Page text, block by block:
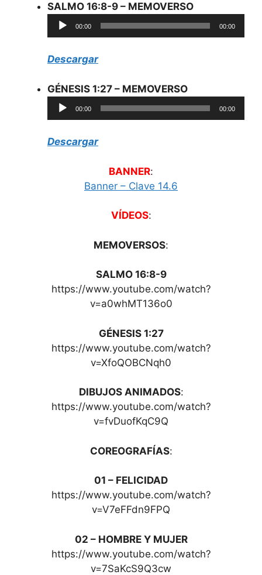
SALMO 16:8-9 – MEMOVERSO
Reproductor
de
00:00 00:00
Descargar
GÉNESIS 1:27 – MEMOVERSO
Reproductor
de
00:00 00:00
Descargar
BANNER:
Banner – Clave 14.6
VÍDEOS:
MEMOVERSOS:
SALMO 16:8-9
https://www.youtube.com/watch?
v=a0whMT136o0
GÉNESIS 1:27
https://www.youtube.com/watch?
v=XfoQOBCNqh0
DIBUJOS ANIMADOS:
https://www.youtube.com/watch?
v=fvDuofKqC9Q
COREOGRAFÍAS:
01 – FELICIDAD
https://www.youtube.com/watch?
v=V7eFFdn9FPQ
02 – HOMBRE Y MUJER
https://www.youtube.com/watch?
v=7SaKcS9Q3cw